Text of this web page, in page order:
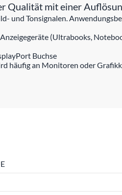
Qualität mit einer
und Tonsignalen.
(Ultrabooks,
Buchse
an Monitoren oder